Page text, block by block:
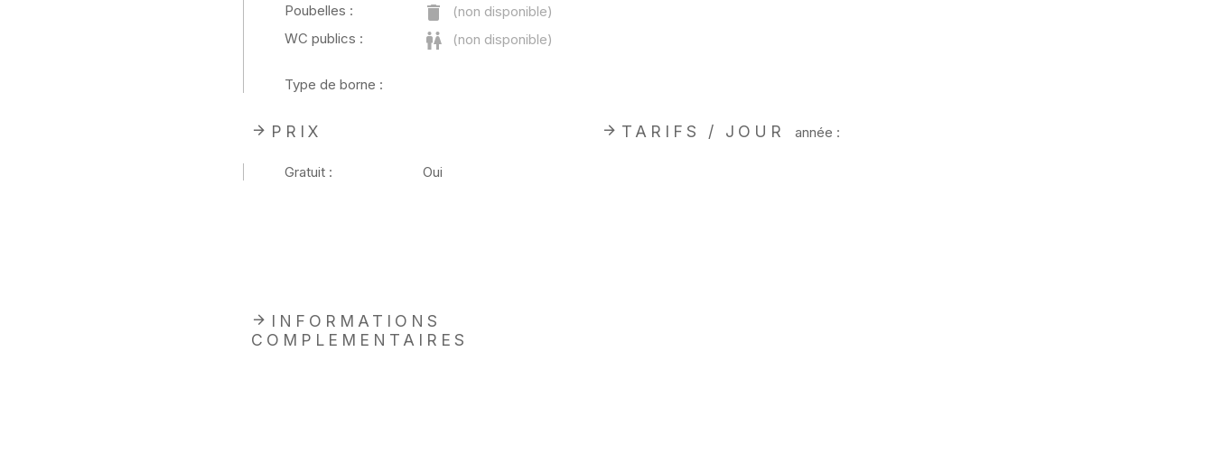
Poubelles :
WC publics :
Type de borne :
PRIX
Gratuit : Oui
TARIFS / JOUR année :
INFORMATIONS
COMPLEMENTAIRES